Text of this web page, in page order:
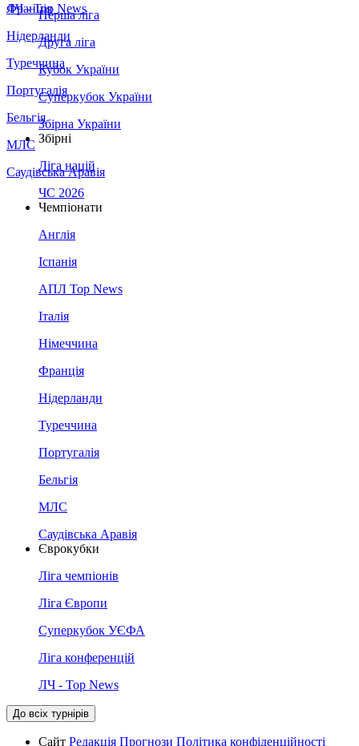
Франція
Нідерланди
Туреччина
Португалія
Бельгія
МЛС
Саудівська Аравія
ЛЧ - Top News
Перша ліга
Друга ліга
Кубок України
Суперкубок України
Збірна України
Збірні
Ліга націй
ЧС 2026
Чемпіонати
Англія
Іспанія
АПЛ Top News
Італія
Німеччина
Франція
Нідерланди
Туреччина
Португалія
Бельгія
МЛС
Саудівська Аравія
Єврокубки
Ліга чемпіонів
Ліга Європи
Суперкубок УЄФА
Ліга конференцій
ЛЧ - Top News
До всіх турнірів
Сайт Редакція Прогнози Політика конфіденційності